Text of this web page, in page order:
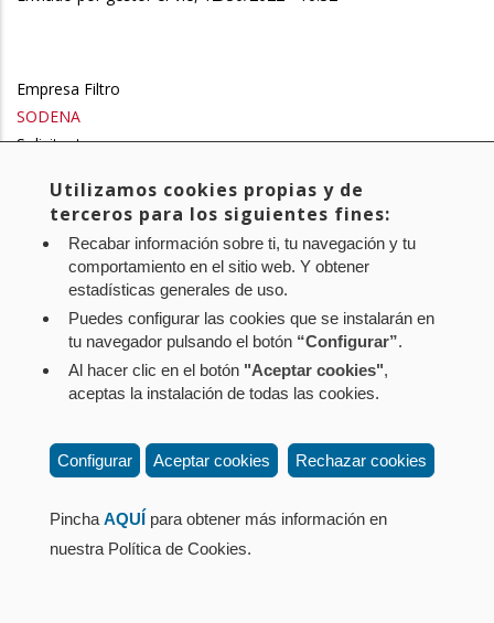
navegación
Empresa Filtro
SODENA
Solicitante
Enlace Videoteca
https://www.parlamentodenavarra.es/es/expedientes/10-22pes-
Aviso legal Política de privacidad
Política de cookies
Mapa web
Configuración de cookies
Contacto: Paseo de Sarasate nº 38, 2º Dcha - 31001
corporacion@cpen.es
Utilizamos cookies propias y de
terceros para los siguientes fines:
Recabar información sobre ti, tu navegación y tu
comportamiento en el sitio web. Y obtener
estadísticas generales de uso.
Puedes configurar las cookies que se instalarán en
tu navegador pulsando el botón “Configurar”.
Al hacer clic en el botón "Aceptar cookies",
aceptas la instalación de todas las cookies.
Configurar Aceptar cookies Rechazar cookies
Pincha AQUÍ para obtener más información en
nuestra Política de Cookies.